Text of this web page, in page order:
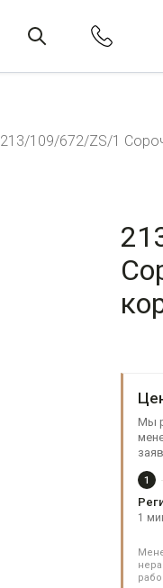
213/109/672/ZS/1
Мы
1
1